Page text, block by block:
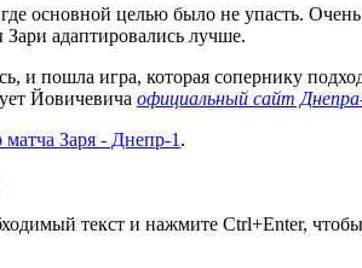
основной целью было не упасть.
адаптировались лучше.
и пошла игра, которая сопернику
Йовичевича официальный сайт
матча Заря - Днепр-1 .
текст и нажмите Ctrl+Enter,